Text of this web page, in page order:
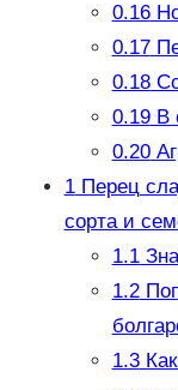
0.16
0.17
0.18
0.19В
0.20
1Перец
сорта и
1.1
1.2
1.3